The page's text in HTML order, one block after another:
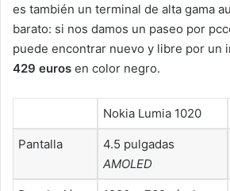
es también un terminal de alta gama
barato: si nos damos un paseo por
puede encontrar nuevo y libre por un
429 euros en color negro.
Nokia Lumia 1020
Pantalla
4.5 pulgadas
AMOLED